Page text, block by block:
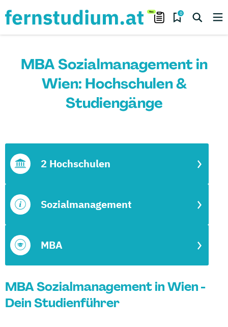
0
MBA Sozialmanagement in
Wien: Hochschulen &
Studiengänge
MBA
Sozialmanagement
2 Hochschulen
MBA Sozialmanagement in Wien -
Dein Studienführer